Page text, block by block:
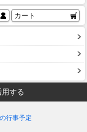
カート
する
行事予定